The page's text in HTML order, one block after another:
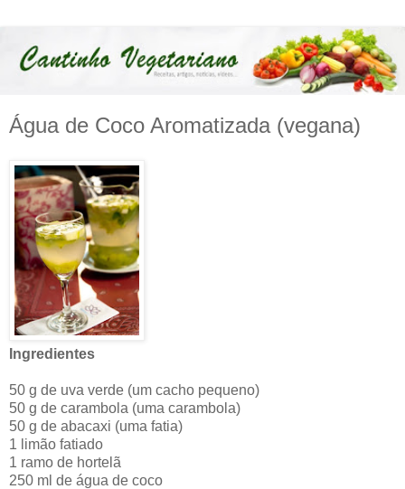
Água de Coco Aromatizada (vegana)
Ingredientes
50 g de uva verde (um cacho pequeno)
50 g de carambola (uma carambola)
50 g de abacaxi (uma fatia)
1 limão fatiado
1 ramo de hortelã
250 ml de água de coco